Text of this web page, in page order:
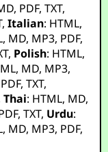
, PDF,TXT,
,Italian: HTML,
, MD, MP3, PDF,
, Polish: HTML,
, MD, MP3,
PDF,TXT,
Thai: HTML, MD,
,TXT, Urdu:
, MD, MP3, PDF,